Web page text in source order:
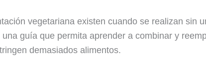
vegetariana existen cuando se realizan sin
guía que permita aprender a combinar y
demasiados alimentos.